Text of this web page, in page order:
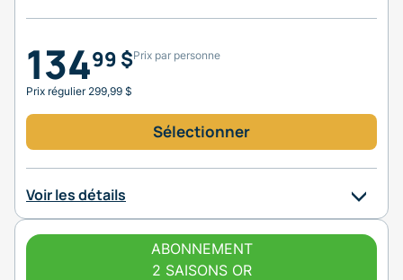
Prix par personne
13499 $
Prix régulier 299,99 $
Sélectionner
Voir les détails
ABONNEMENT
2 SAISONS OR